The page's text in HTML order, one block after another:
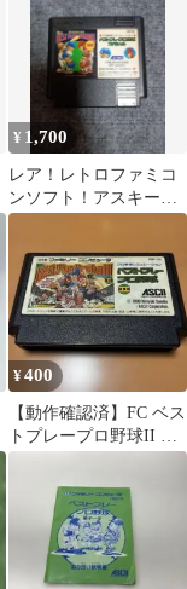
¥ 1,700
レア！レトロファミコ
ンソフト！アスキー
ベストプレープロ野球
¥400
【動作確認済】FC ベス
トプレープロ野球II カ
セットのみ